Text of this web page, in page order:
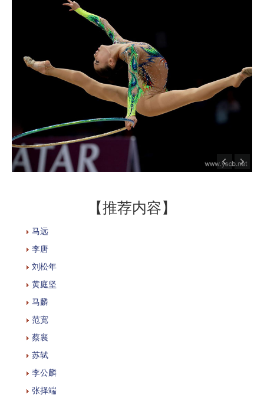
【推荐内容】
马远
李唐
刘松年
黄庭坚
马麟
范宽
蔡襄
苏轼
李公麟
张择端